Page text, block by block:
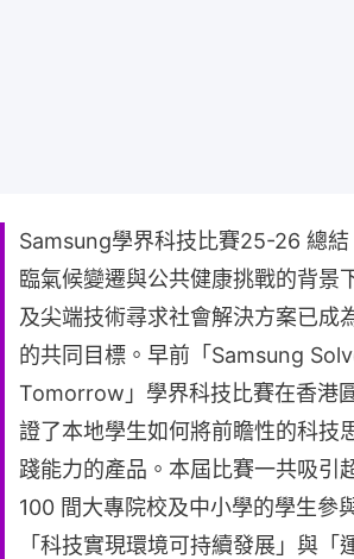
Samsung學界科技比賽25-26 總結
臨氣候變遷與公共健康挑戰的背景
及尖端技術尋求社會解決方案已成
的共同目標。早前「Samsung
Tomorrow」學界科技比賽在香港
證了本地學生如何將前瞻性的科技
踐能力的產品。本屆比賽一共吸引
100 間大專院校及中小學的學生參
「科技實現環境可持續發展」與「